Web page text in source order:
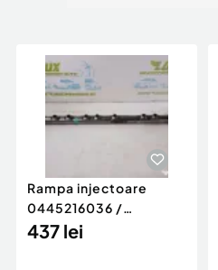
Rampa injectoare
0445216036 /
780542302 3.0 d 313
437 lei